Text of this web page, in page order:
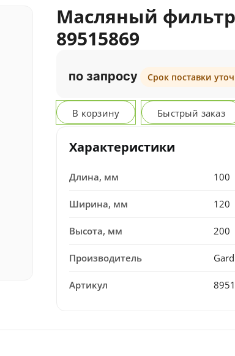
Масляный
89515869
по запросу Срок поставки
В корзину Быстрый заказ
Характеристики
Длина, мм 100
Ширина, мм 120
Высота, мм 200
Производитель
Артикул